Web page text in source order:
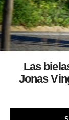
Las
Jonas